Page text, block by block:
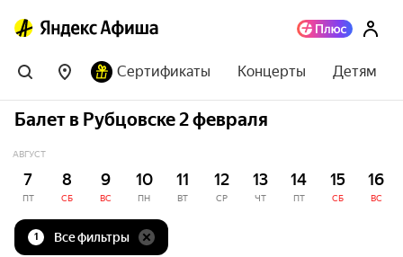
Сертификаты Концерты Детям
Балет в Рубцовске 2 февраля
АВГУСТ
7
ПТ
8
СБ
9
ВС
10
ПН
11
ВТ
12
СР
13
ЧТ
14
ПТ
15
СБ
16
ВС
1 Все фильтры